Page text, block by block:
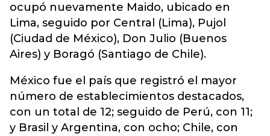
ocupó nuevamente Maido, ubicado en
Lima, seguido por Central (Lima), Pujol
(Ciudad de México), Don Julio (Buenos
Aires) y Boragó (Santiago de Chile).
México fue el país que registró el mayor
número de establecimientos destacados,
con un total de 12; seguido de Perú, con 11;
y Brasil y Argentina, con ocho; Chile, con